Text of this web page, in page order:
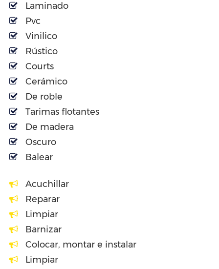
Laminado
Pvc
Vinilico
Rústico
Courts
Cerámico
De roble
Tarimas flotantes
De madera
Oscuro
Balear
Acuchillar
Reparar
Limpiar
Barnizar
Colocar, montar e instalar
Limpiar